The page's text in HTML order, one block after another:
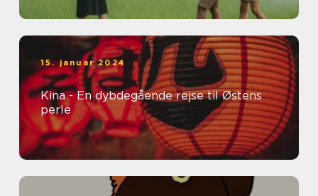
15. januar 2024
Kina - En dybdegående rejse til Østens
perle